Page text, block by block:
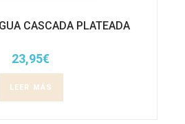
CASCADA PLATEADA
23,95€
LEER MÁS